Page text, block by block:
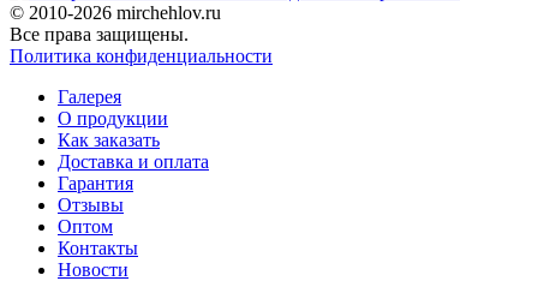
© 2010-2026 mirchehlov.ru
Все права защищены.
Политика конфиденциальности
Галерея
О продукции
Как заказать
Доставка и оплата
Гарантия
Отзывы
Оптом
Контакты
Новости